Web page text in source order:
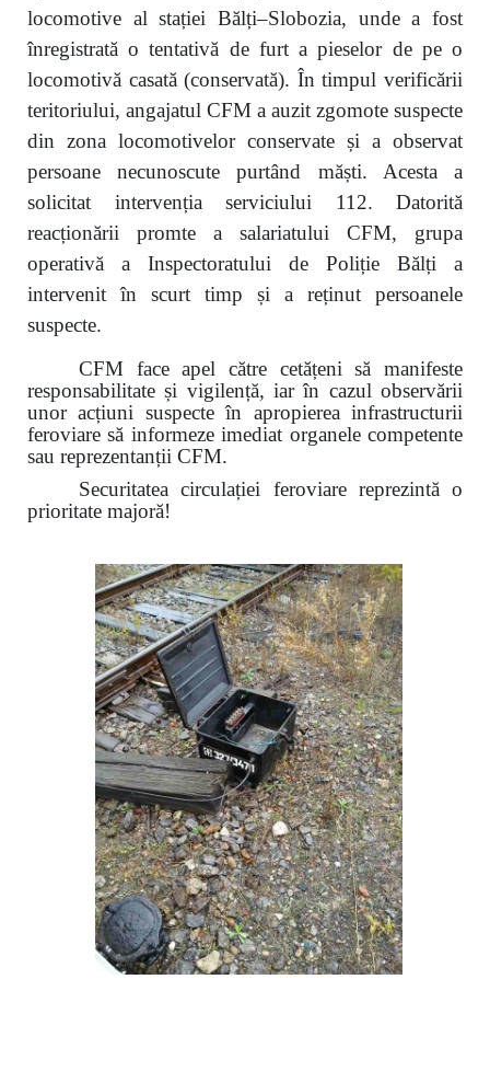
locomotive al stației Bălți–Slobozia, unde a fost
înregistrată o tentativă de furt a pieselor de pe o
locomotivă casată (conservată). În timpul verificării
teritoriului, angajatul CFM a auzit zgomote suspecte
din zona locomotivelor conservate și a observat
persoane necunoscute purtând măști. Acesta a
solicitat intervenția serviciului 112. Datorită
reacționării promte a salariatului CFM, grupa
operativă a Inspectoratului de Poliție Bălți a
intervenit în scurt timp și a reținut persoanele
suspecte.
CFM face apel către cetățeni să manifeste
responsabilitate și vigilență, iar în cazul observării
unor acțiuni suspecte în apropierea infrastructurii
feroviare să informeze imediat organele competente
sau reprezentanții CFM.
Securitatea circulației feroviare reprezintă o
prioritate majoră!